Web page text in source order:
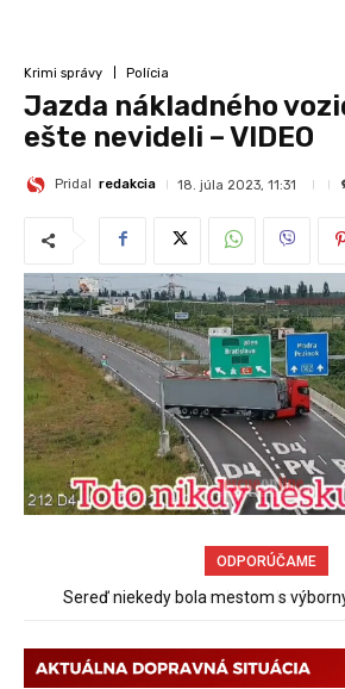
Krimi správy Polícia
Jazda nákladného
ešte nevideli – VIDEO
Pridal redakcia 18. júla 2023, 11:31
ODPORÚČAME
Pri venčení na Jesenského ulici mal